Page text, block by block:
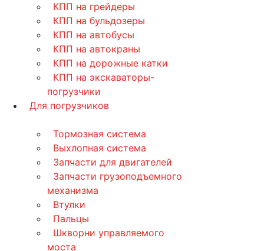
КПП на грейдеры
КПП на бульдозеры
КПП на автобусы
КПП на автокраны
КПП на дорожные катки
КПП на экскаваторы-
погрузчики
Для погрузчиков
Тормозная система
Выхлопная система
Запчасти для двигателей
Запчасти грузоподъемного
механизма
Втулки
Пальцы
Шкворни управляемого
моста